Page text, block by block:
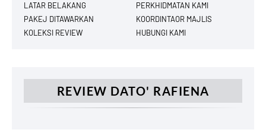
LATAR BELAKANG
PERKHIDMATAN KAMI
PAKEJ DITAWARKAN
KOORDINTAOR MAJLIS
KOLEKSI REVIEW
HUBUNGI KAMI
REVIEW DATO' RAFIENA